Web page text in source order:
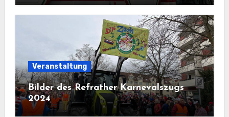
Veranstaltung
Bilder des Refrather Karnevalszugs
2024